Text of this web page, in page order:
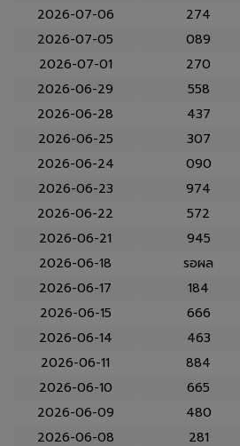
2026-07-06
274
2026-07-05
089
2026-07-01
270
2026-06-29
558
2026-06-28
437
2026-06-25
307
2026-06-24
090
2026-06-23
974
2026-06-22
572
2026-06-21
945
2026-06-18
รอผล
2026-06-17
184
2026-06-15
666
2026-06-14
463
2026-06-11
884
2026-06-10
665
2026-06-09
480
2026-06-08
281